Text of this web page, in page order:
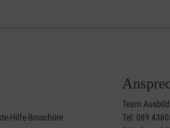
Hilfe-Broschüre
Team
Tel: 089